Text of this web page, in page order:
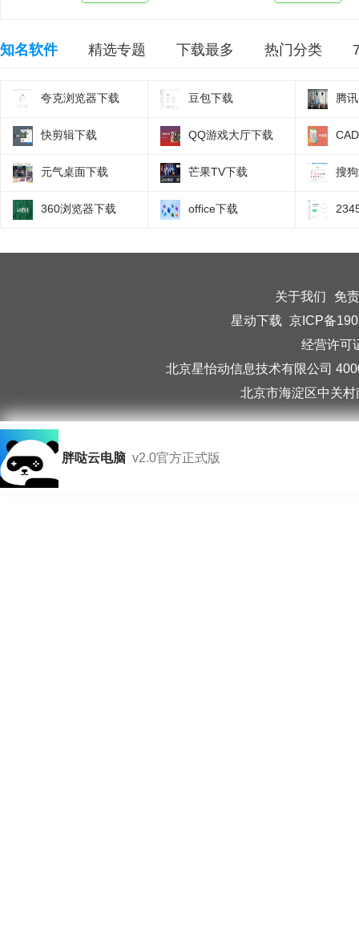
知名软件 精选专题 下载最多 热门分类
夸克浏览器下载 豆包下载 腾
快剪辑下载 QQ游戏大厅下载
元气桌面下载 芒果TV下载 搜
360浏览器下载 office下载
关于我们
免
星动下载 京ICP备
经营许可
北京星怡动信息技术有限公司
北京市海淀区中关
胖哒云电脑 v2.0官方正式版